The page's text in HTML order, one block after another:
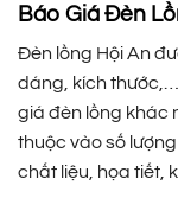
Báo Giá Đèn
Đèn lồng Hội An
dáng, kích
giá đèn lồng khác
thuộc vào số
chất liệu, họa tiết,